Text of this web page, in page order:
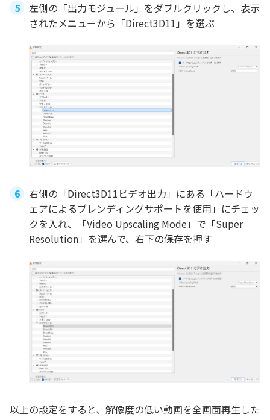
左側の「出力モジュール」をダブルクリックし、表示
されたメニューから「Direct3D11」を選ぶ
右側の「Direct3D11ビデオ出力」にある「ハードウ
ェアによるブレンディングサポートを使用」にチェッ
クを入れ、「Video Upscaling Mode」で「Super
Resolution」を選んで、右下の保存を押す
以上の設定をすると、解像度の低い動画を全画面再生した